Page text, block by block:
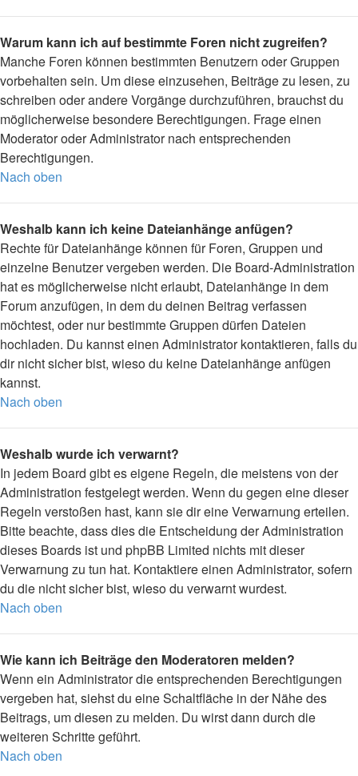
Warum kann ich auf bestimmte Foren nicht zugreifen?
Manche Foren können bestimmten Benutzern oder Gruppen
vorbehalten sein. Um diese einzusehen, Beiträge zu lesen, zu
schreiben oder andere Vorgänge durchzuführen, brauchst du
möglicherweise besondere Berechtigungen. Frage einen
Moderator oder Administrator nach entsprechenden
Berechtigungen.
Nach oben
Weshalb kann ich keine Dateianhänge anfügen?
Rechte für Dateianhänge können für Foren, Gruppen und
einzelne Benutzer vergeben werden. Die Board-Administration
hat es möglicherweise nicht erlaubt, Dateianhänge in dem
Forum anzufügen, in dem du deinen Beitrag verfassen
möchtest, oder nur bestimmte Gruppen dürfen Dateien
hochladen. Du kannst einen Administrator kontaktieren, falls du
dir nicht sicher bist, wieso du keine Dateianhänge anfügen
kannst.
Nach oben
Weshalb wurde ich verwarnt?
In jedem Board gibt es eigene Regeln, die meistens von der
Administration festgelegt werden. Wenn du gegen eine dieser
Regeln verstoßen hast, kann sie dir eine Verwarnung erteilen.
Bitte beachte, dass dies die Entscheidung der Administration
dieses Boards ist und phpBB Limited nichts mit dieser
Verwarnung zu tun hat. Kontaktiere einen Administrator, sofern
du die nicht sicher bist, wieso du verwarnt wurdest.
Nach oben
Wie kann ich Beiträge den Moderatoren melden?
Wenn ein Administrator die entsprechenden Berechtigungen
vergeben hat, siehst du eine Schaltfläche in der Nähe des
Beitrags, um diesen zu melden. Du wirst dann durch die
weiteren Schritte geführt.
Nach oben